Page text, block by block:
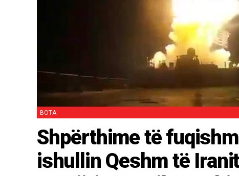
BOTA
Shpërthime të
ishullin Qeshm të